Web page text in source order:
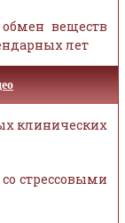
веществ
лет
клинических
стрессовыми